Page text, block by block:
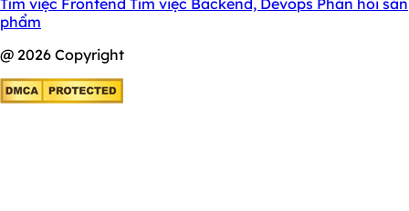
phẩm
@ 2026 Copyright